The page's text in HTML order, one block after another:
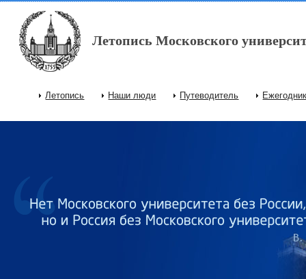
Перейти к основному содержанию
Летопись Московского
Главное меню
Летопись Наши люди Путеводитель